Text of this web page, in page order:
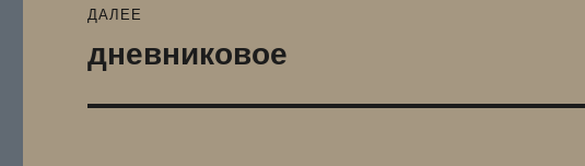
ДАЛЕЕ
Следующая
запись:
дневниковое